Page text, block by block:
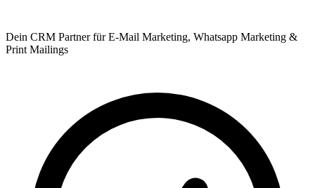
Dein CRM Partner für E-Mail Marketing, Whatsapp Marketing &
Print Mailings